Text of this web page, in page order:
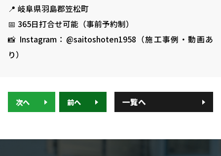
📍 岐阜県羽島郡笠松町
📅 365日打合せ可能（事前予約制）
📸 Instagram：@saitoshoten1958（施工事例・動画あ
り）
次へ 前へ 一覧へ